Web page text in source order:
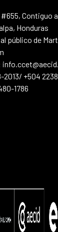
#655, Contiguo
Honduras
público de
+504
1786